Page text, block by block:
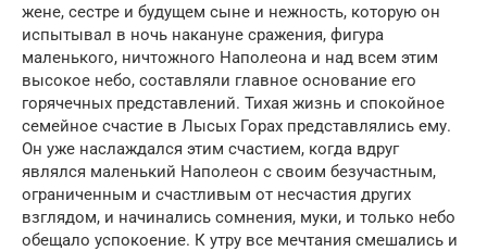
жене, сестре и будущем сыне и нежность, которую он
испытывал в ночь накануне сражения, фигура
маленького, ничтожного Наполеона и над всем этим
высокое небо, составляли главное основание его
горячечных представлений. Тихая жизнь и спокойное
семейное счастие в Лысых Горах представлялись ему.
Он уже наслаждался этим счастием, когда вдруг
являлся маленький Напoлеон с своим безучастным,
ограниченным и счастливым от несчастия других
взглядом, и начинались сомнения, муки, и только небо
обещало успокоение. К утру все мечтания смешались и